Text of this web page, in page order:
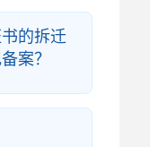
的拆迁
案？